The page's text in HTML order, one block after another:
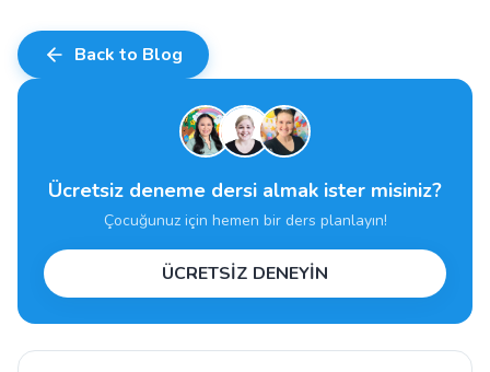
Back to Blog
Ücretsiz deneme dersi almak ister misiniz?
Çocuğunuz için hemen bir ders planlayın!
ÜCRETSİZ DENEYİN